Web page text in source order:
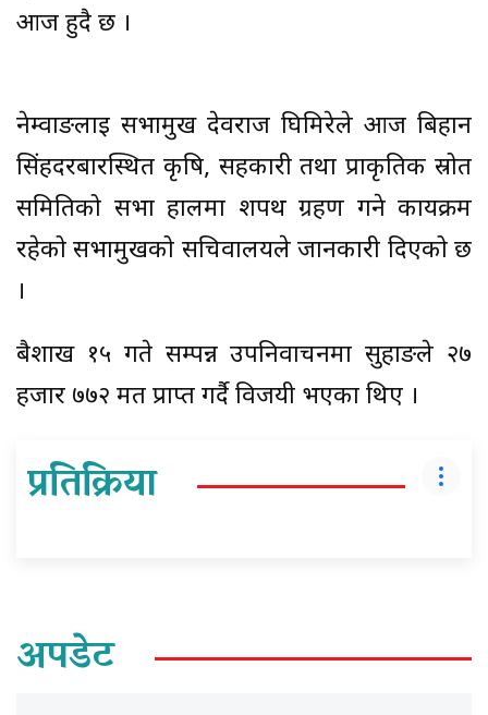
आज हुदै छ ।
नेम्वाङलाई सभामुख देवराज घिमिरेले आज बिहान
सिंहदरबारस्थित कृषि, सहकारी तथा प्राकृतिक स्रोत
समितिको सभा हालमा शपथ ग्रहण गने कार्यक्रम
रहेको सभामुखको सचिवालयले जानकारी दिएको छ
।
बैशाख १५ गते सम्पन्न उपनिर्वाचनमा सुहाङले २७
हजार ७७२ मत प्राप्त गर्दै विजयी भएका थिए ।
प्रतिक्रिया
अपडेट